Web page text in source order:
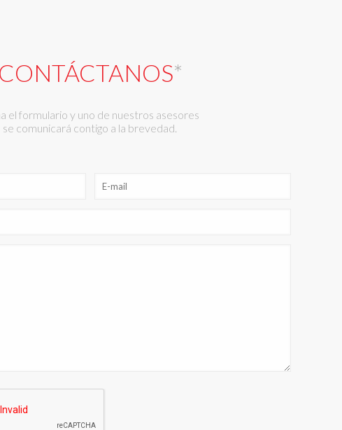
CONTÁCTANOS*
el formulario y uno de nuestros asesores
se comunicará contigo a la brevedad.